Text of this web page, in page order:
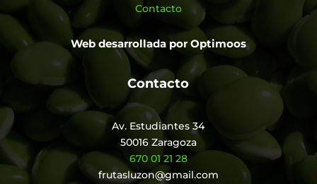
Contacto
Web desarrollada porOptimoos
Contacto
Av. Estudiantes 34
50016 Zaragoza
670 01 21 28
frutasluzon@gmail.com